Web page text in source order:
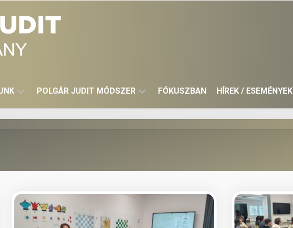
POLGÁR JUDIT MÓDSZER FÓKUSZBAN HÍREK / ESEMÉNYEK